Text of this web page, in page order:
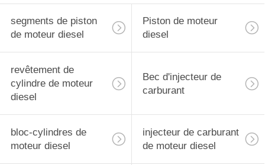
segments de piston
de moteur diesel
Piston de moteur
diesel
revêtement de
cylindre de moteur
diesel
Bec d'injecteur de
carburant
bloc-cylindres de
moteur diesel
injecteur de carburant
de moteur diesel